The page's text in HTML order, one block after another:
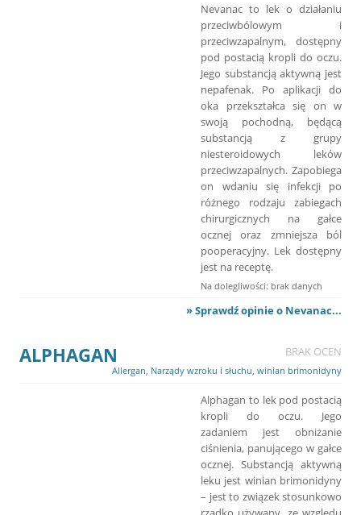
Nevanac to lek o działaniu
przeciwbólowym i
przeciwzapalnym, dostępny
pod postacią kropli do oczu.
Jego substancją aktywną jest
nepafenak. Po aplikacji do
oka przekształca się on w
swoją pochodną, będącą
substancją z grupy
niesteroidowych leków
przeciwzapalnych. Zapobiega
on wdaniu się infekcji po
różnego rodzaju zabiegach
chirurgicznych na gałce
ocznej oraz zmniejsza ból
pooperacyjny. Lek dostępny
jest na receptę.
Na dolegliwości: brak danych
» Sprawdź opinie o Nevanac...
ALPHAGAN BRAK OCEN
Allergan Narządy wzroku i słuchu winian brimonidyny
Alphagan to lek pod postacią
kropli do oczu. Jego
zadaniem jest obniżanie
ciśnienia, panującego w gałce
ocznej. Substancją aktywną
leku jest winian brimonidyny
– jest to związek stosunkowo